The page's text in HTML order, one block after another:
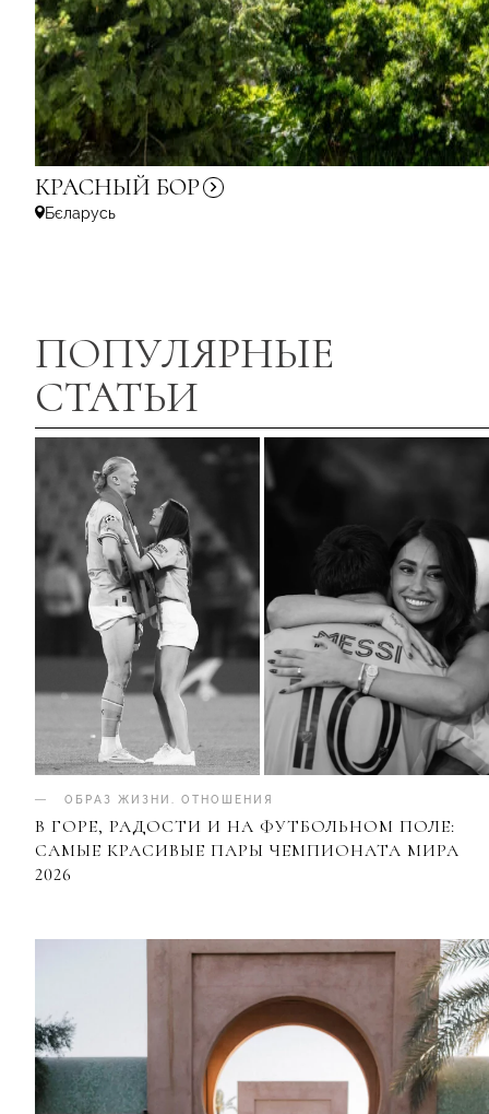
КРАСНЫЙ БОР
Бєларусь
ПОПУЛЯРНЫЕ
СТАТЬИ
ОБРАЗ ЖИЗНИ ОТНОШЕНИЯ
В ГОРЕ, РАДОСТИ И НА ФУТБОЛЬНОМ ПОЛЕ:
САМЫЕ КРАСИВЫЕ ПАРЫ ЧЕМПИОНАТА МИРА
2026